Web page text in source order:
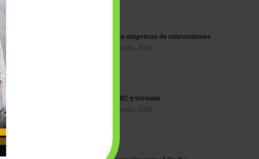
IA en empresas de cincuentones
3 agosto, 2026
TMEC y turismo
3 agosto, 2026